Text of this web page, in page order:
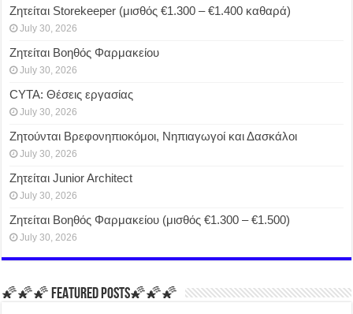
Ζητείται Storekeeper (μισθός €1.300 – €1.400 καθαρά)
July 30, 2026
Ζητείται Βοηθός Φαρμακείου
July 30, 2026
CYTA: Θέσεις εργασίας
July 30, 2026
Ζητούνται Βρεφονηπιοκόμοι, Νηπιαγωγοί και Δασκάλοι
July 30, 2026
Ζητείται Junior Architect
July 30, 2026
Ζητείται Βοηθός Φαρμακείου (μισθός €1.300 – €1.500)
July 30, 2026
🌠🌠🌠 FEATURED POSTS🌠🌠🌠